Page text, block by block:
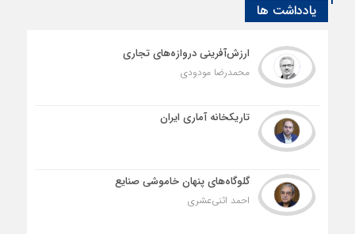
یادداشت ها
ارزش‌آفرینی دروازه‌های تجاری
محمدرضا مودودی
تاریکخانه آماری ایران
گلوگاه‌های پنهان خاموشی صنایع
احمد اثنی‌عشری